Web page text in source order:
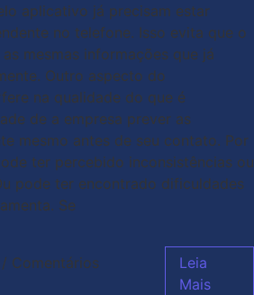
aplicativo já precisam estar
no telefone. Isso evita que o
mesmas informações que já
Outro aspecto do
na qualidade do que é
de a empresa prever as
mesmo antes de seu contato. Por
ter percebido inconsistências ou
pode ter encontrado dificuldades
Se
/ Comentários
Leia
Mais